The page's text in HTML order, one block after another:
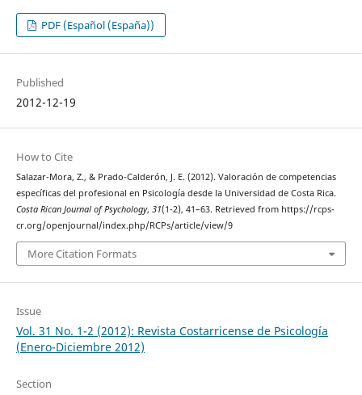
PDF (Español (España))
Published
2012-12-19
How to Cite
Salazar-Mora, Z., & Prado-Calderón, J. E. (2012). Valoración de competencias
específicas del profesional en Psicología desde la Universidad de Costa Rica.
Costa Rican Journal of Psychology, 31(1-2), 41–63. Retrieved from https://rcps-
cr.org/openjournal/index.php/RCPs/article/view/9
More Citation Formats
Issue
Vol. 31 No. 1-2 (2012): Revista Costarricense de Psicología
(Enero-Diciembre 2012)
Section